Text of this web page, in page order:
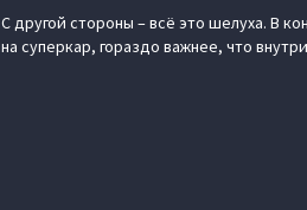
С другой стороны – всё это шелуха. В
на суперкар, гораздо важнее, что